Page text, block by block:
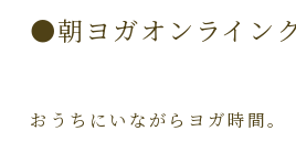
●朝ヨガオンライン
おうちにいながらヨガ時間。